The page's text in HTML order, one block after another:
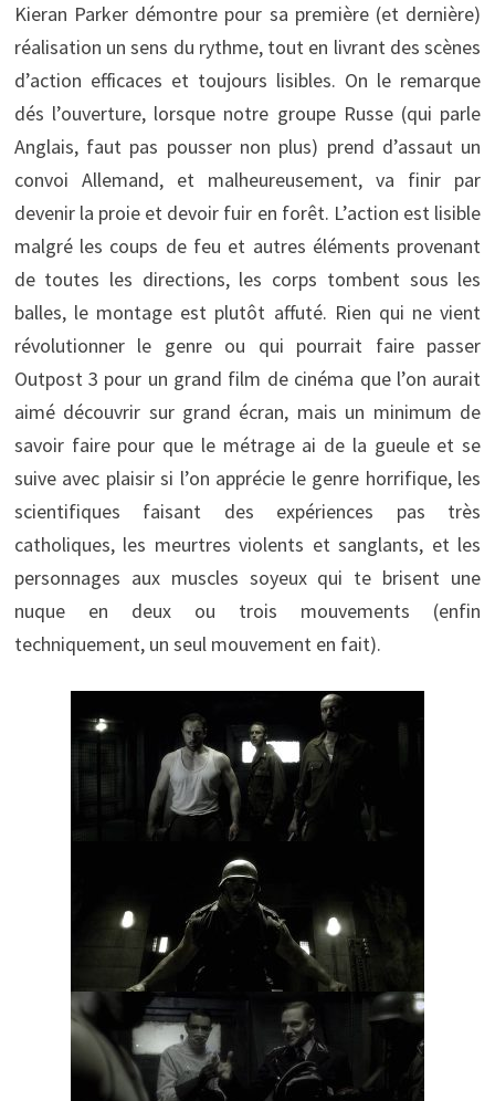
Kieran Parker démontre pour sa première (et dernière)
réalisation un sens du rythme, tout en livrant des scènes
d’action efficaces et toujours lisibles. On le remarque
dés l’ouverture, lorsque notre groupe Russe (qui parle
Anglais, faut pas pousser non plus) prend d’assaut un
convoi Allemand, et malheureusement, va finir par
devenir la proie et devoir fuir en forêt. L’action est lisible
malgré les coups de feu et autres éléments provenant
de toutes les directions, les corps tombent sous les
balles, le montage est plutôt affuté. Rien qui ne vient
révolutionner le genre ou qui pourrait faire passer
Outpost 3 pour un grand film de cinéma que l’on aurait
aimé découvrir sur grand écran, mais un minimum de
savoir faire pour que le métrage ai de la gueule et se
suive avec plaisir si l’on apprécie le genre horrifique, les
scientifiques faisant des expériences pas très
catholiques, les meurtres violents et sanglants, et les
personnages aux muscles soyeux qui te brisent une
nuque en deux ou trois mouvements (enfin
techniquement, un seul mouvement en fait).